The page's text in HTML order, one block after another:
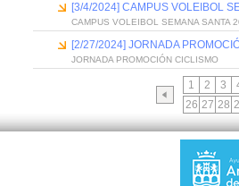
[3/4/2024] CAMPUS VOLEIBOL
CAMPUS VOLEIBOL SEMANA SANTA
[2/27/2024] JORNADA
JORNADA PROMOCIÓN CICLISMO
1 2 3
26 27 28